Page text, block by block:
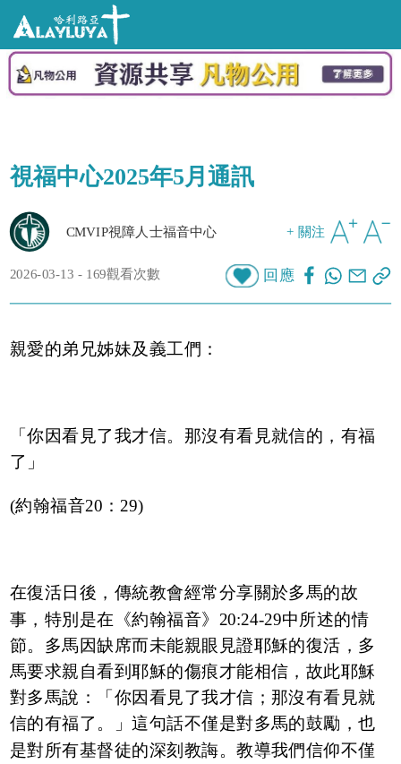
視福中心2025年5月通訊
+ 關注
CMVIP視障人士福音中心
2026-03-13 - 169觀看次數 回應
親愛的弟兄姊妹及義工們：
「你因看見了我才信。那沒有看見就信的，有福
了」
(約翰福音20：29)
在復活日後，傳統教會經常分享關於多馬的故
事，特別是在《約翰福音》20:24-29中所述的情
節。多馬因缺席而未能親眼見證耶穌的復活，多
馬要求親自看到耶穌的傷痕才能相信，故此耶穌
對多馬說：「你因看見了我才信；那沒有看見就
信的有福了。」這句話不僅是對多馬的鼓勵，也
是對所有基督徒的深刻教誨。教導我們信仰不僅